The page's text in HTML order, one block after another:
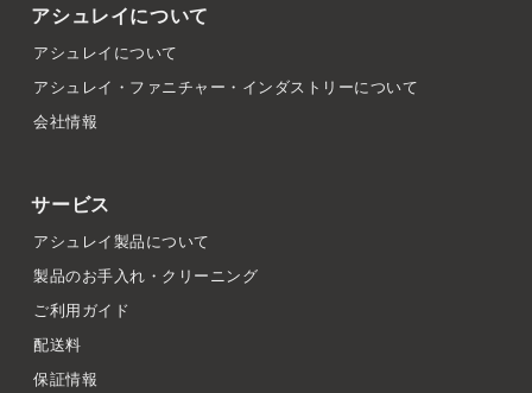
アシュレイについて
アシュレイについて
アシュレイ・ファニチャー・インダストリーについて
会社情報
サービス
アシュレイ製品について
製品のお手入れ・クリーニング
ご利用ガイド
配送料
保証情報